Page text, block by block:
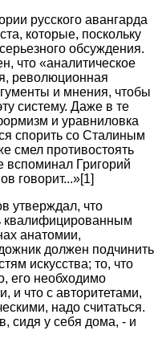
русского авангарда
которые, поскольку
обсуждения.
что «аналитическое
революционная
и мнения, чтобы
систему. Даже в те
и уравниловка
спорить со Сталиным
смел противостоять
вспоминал Григорий
говорит...»[1]
утверждал, что
квалифицированным
анатомии,
должен подчинить
искусства; то, что
его необходимо
и что с авторитетами,
надо считаться.
сидя у себя дома, - и